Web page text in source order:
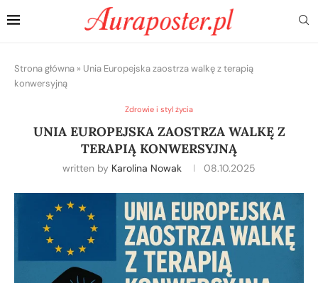
Strona główna » Unia Europejska zaostrza walkę z terapią
konwersyjną
Zdrowie i styl życia
UNIA EUROPEJSKA ZAOSTRZA WALKĘ Z
TERAPIĄ KONWERSYJNĄ
written by Karolina Nowak 08.10.2025